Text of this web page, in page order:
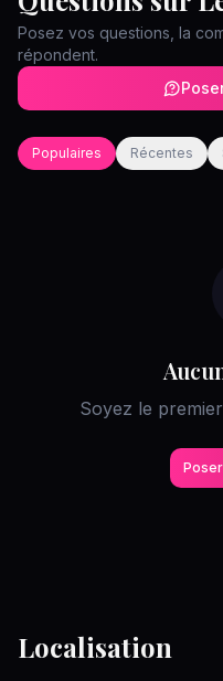
Posez vos questions, la
répondent.
Populaires Récentes
Soyez le
Localisation